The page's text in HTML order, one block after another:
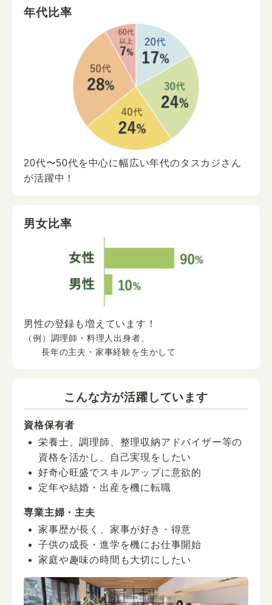
年代比率
20代〜50代を中心に幅広い年代のタスカジさん
が活躍中！
男女比率
男性の登録も増えています！
（例）調理師・料理人出身者、
長年の主夫・家事経験を生かして
こんな方が活躍しています
資格保有者
栄養士、調理師、整理収納アドバイザー等の
資格を活かし、自己実現をしたい
好奇心旺盛でスキルアップに意欲的
定年や結婚・出産を機に転職
専業主婦・主夫
家事歴が長く、家事が好き・得意
子供の成長・進学を機にお仕事開始
家庭や趣味の時間も大切にしたい